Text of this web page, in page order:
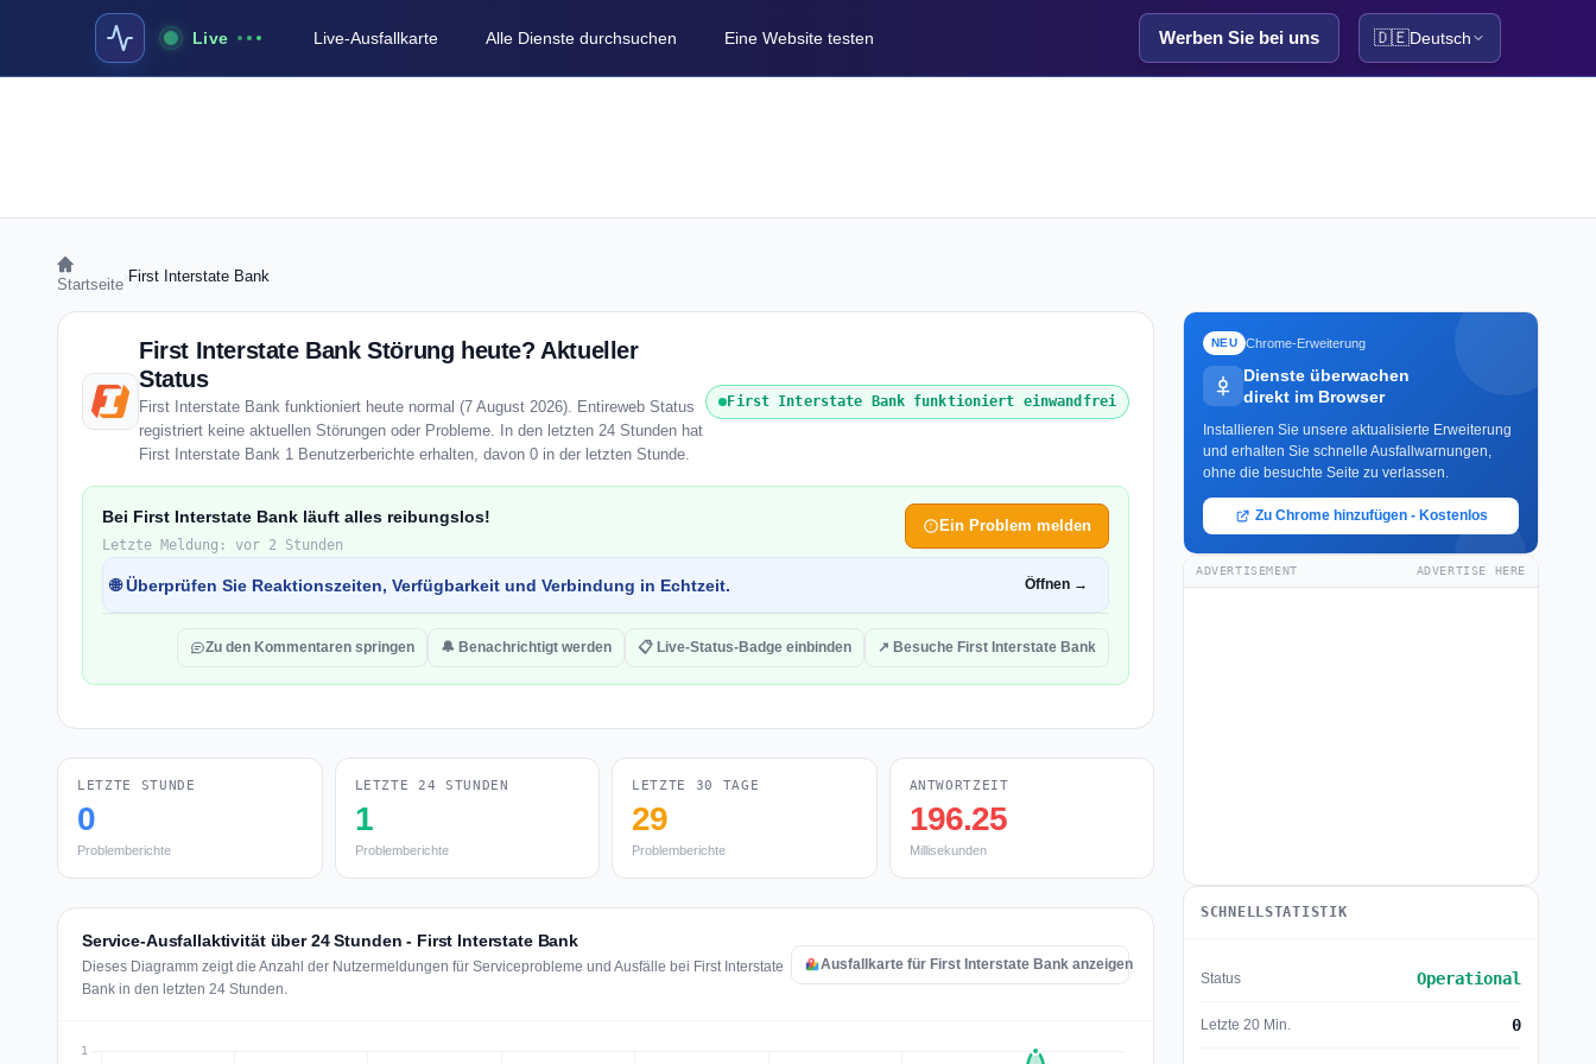
Live Live-Ausfallkarte Alle Dienste durchsuchen Eine Website testen Werben Sie bei uns 🇩🇪Deutsch
Startseite First Interstate Bank
First Interstate Bank Störung heute? Aktueller
Status
First Interstate Bank funktioniert heute normal (7 August 2026). Entireweb Status
registriert keine aktuellen Störungen oder Probleme. In den letzten 24 Stunden hat
First Interstate Bank 1 Benutzerberichte erhalten, davon 0 in der letzten Stunde.
First Interstate Bank funktioniert einwandfrei
Bei First Interstate Bank läuft alles reibungslos!
Letzte Meldung: vor 2 Stunden
Ein Problem melden
🌐 Überprüfen Sie Reaktionszeiten, Verfügbarkeit und Verbindung in Echtzeit. Öffnen →
Zu den Kommentaren springen 🔔 Benachrichtigt werden 📋 Live-Status-Badge einbinden ↗ Besuche First Interstate Bank
LETZTE STUNDE
0
Problemberichte
LETZTE 24 STUNDEN
1
Problemberichte
LETZTE 30 TAGE
29
Problemberichte
ANTWORTZEIT
196.25
Millisekunden
Service-Ausfallaktivität über 24 Stunden - First Interstate Bank
Dieses Diagramm zeigt die Anzahl der Nutzermeldungen für Serviceprobleme und Ausfälle bei First Interstate
Bank in den letzten 24 Stunden.
Ausfallkarte für First Interstate Bank anzeigen
NEU Chrome-Erweiterung
Dienste überwachen
direkt im Browser
Installieren Sie unsere aktualisierte Erweiterung
und erhalten Sie schnelle Ausfallwarnungen,
ohne die besuchte Seite zu verlassen.
Zu Chrome hinzufügen - Kostenlos
ADVERTISEMENT ADVERTISE HERE
SCHNELLSTATISTIK
Status Operational
Letzte 20 Min. 0